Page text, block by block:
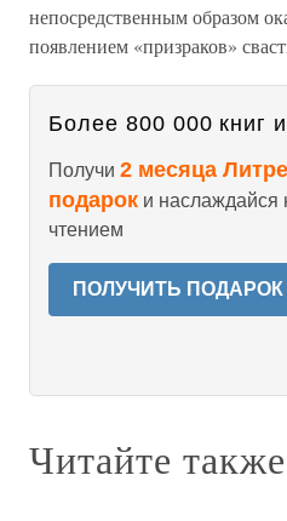
непосредственным образом
появлением «призраков»
Более 800 000 книг
Получи 2 месяца
подарок и наслаждайся
чтением
ПОЛУЧИТЬ ПОДАРОК
Читайте также